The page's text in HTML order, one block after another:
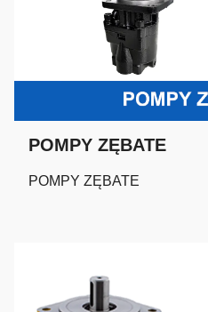
POMPY ZĘBATE
POMPY ZĘBATE